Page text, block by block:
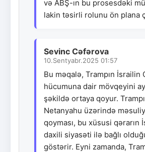
və ABŞ-ın bu prosesdəki
lakin təsirli rolunu ön plana
Sevinc Cəfərova
10.Sentyabr.2025 01:57
Bu məqalə, Trampın İsrailin
hücumuna dair mövqeyini
şəkildə ortaya qoyur.
Netanyahu üzərində
qoyması, bu xüsusi qərarın
daxili siyasəti ilə bağlı
göstərir. Eyni zamanda,